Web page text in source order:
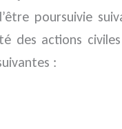
poursuivie
des actions
: